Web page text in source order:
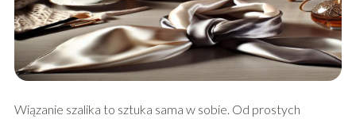
Wiązanie szalika to sztuka sama w sobie. Od prostych